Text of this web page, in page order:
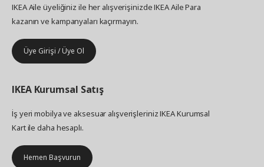
IKEA Aile üyeliğiniz ile her alışverişinizde IKEA Aile Para
kazanın ve kampanyaları kaçırmayın.
Üye Girişi / Üye Ol
IKEA Kurumsal Satış
İş yeri mobilya ve aksesuar alışverişleriniz IKEA Kurumsal
Kart ile daha hesaplı.
Hemen Başvurun